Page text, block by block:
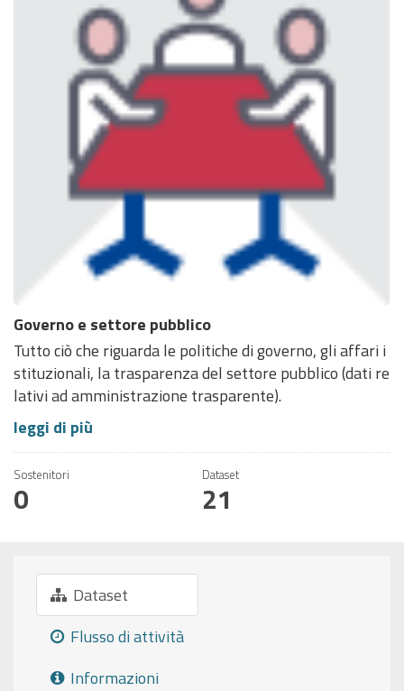
Governo e settore pubblico
Tutto ciò che riguarda le politiche di governo, gli affari i
stituzionali, la trasparenza del settore pubblico (dati re
lativi ad amministrazione trasparente).
leggi di più
Sostenitori
0
Dataset
21
Dataset
Flusso di attività
Informazioni